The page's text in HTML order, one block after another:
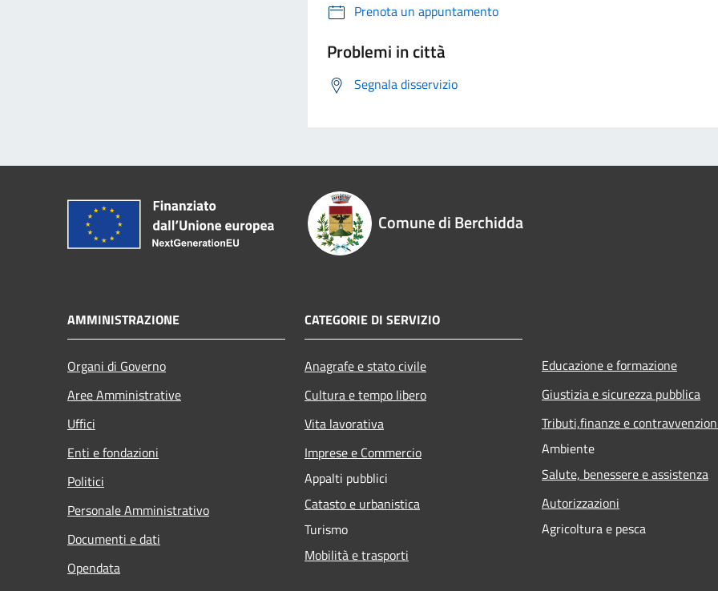
Prenota un appuntamento
Problemi in città
Segnala disservizio
Comune di Berchidda
AMMINISTRAZIONE
Organi di Governo
Aree Amministrative
Uffici
Enti e fondazioni
Politici
Personale Amministrativo
Documenti e dati
Opendata
CATEGORIE DI SERVIZIO
Anagrafe e stato civile
Cultura e tempo libero
Vita lavorativa
Imprese e Commercio
Appalti pubblici
Catasto e urbanistica
Turismo
Mobilità e trasporti
Educazione e formazione
Giustizia e sicurezza pubblica
Tributi,finanze e
Ambiente
Salute, benessere e assistenza
Autorizzazioni
Agricoltura e pesca